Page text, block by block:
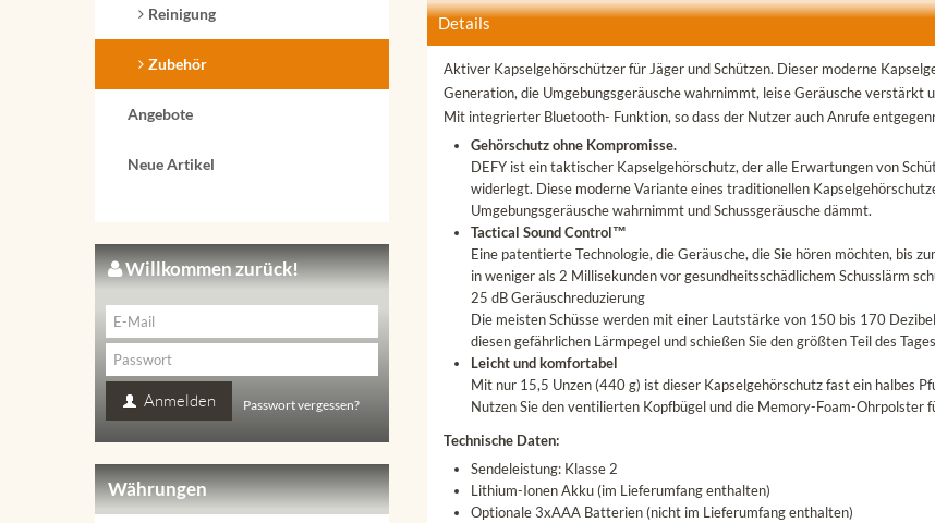
Details
Aktiver Kapselgehörschützer für Jäger und Schützen. Dieser moderne
Generation, die Umgebungsgeräusche wahrnimmt, leise Geräusche verstärkt
Mit integrierter Bluetooth- Funktion, so dass der Nutzer auch Anrufe
Gehörschutz ohne Kompromisse.
DEFY ist ein taktischer Kapselgehörschutz, der alle Erwartungen von
widerlegt. Diese moderne Variante eines traditionellen
Umgebungsgeräusche wahrnimmt und Schussgeräusche dämmt.
Tactical Sound Control™
Eine patentierte Technologie, die Geräusche, die Sie hören möchten, bis
in weniger als 2 Millisekunden vor gesundheitsschädlichem Schusslärm
25 dB Geräuschreduzierung
Die meisten Schüsse werden mit einer Lautstärke von 150 bis 170
diesen gefährlichen Lärmpegel und schießen Sie den größten Teil des
Leicht und komfortabel
Mit nur 15,5 Unzen (440 g) ist dieser Kapselgehörschutz fast ein halbes
Nutzen Sie den ventilierten Kopfbügel und die Memory-Foam-Ohrpolster
Technische Daten:
Sendeleistung: Klasse 2
Lithium-Ionen Akku (im Lieferumfang enthalten)
Optionale 3xAAA Batterien (nicht im Lieferumfang enthalten)
Reinigung
Zubehör
Angebote
Neue Artikel
Willkommen zurück!
Anmelden Passwort vergessen?
Währungen